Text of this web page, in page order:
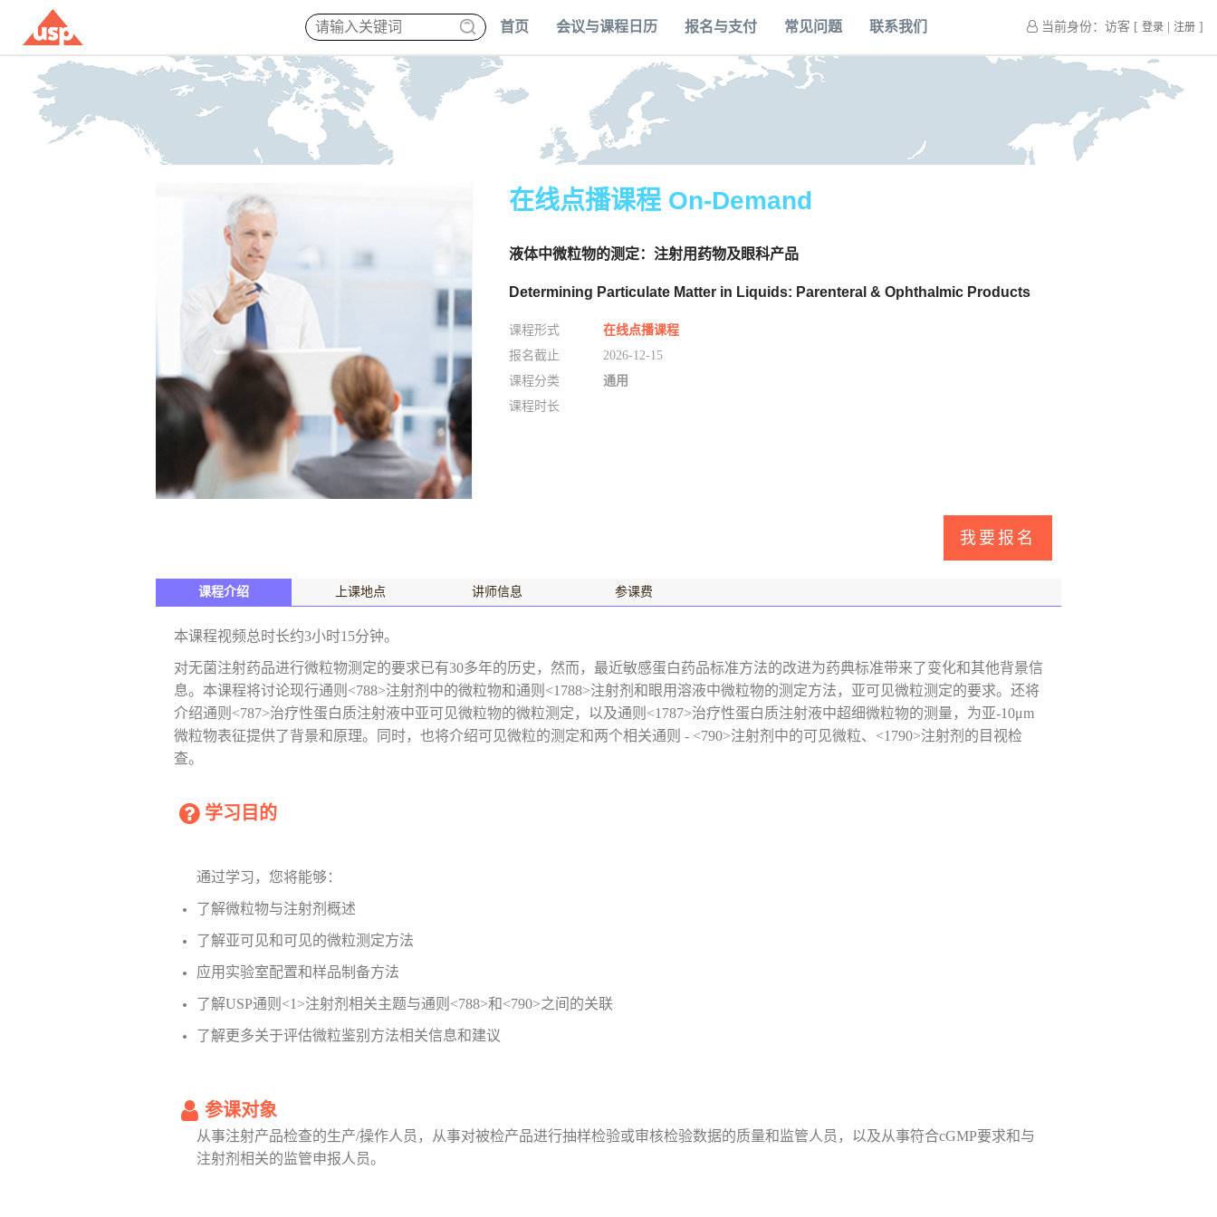
首页 会议与课程日历 报名与支付 常见问题 联系我们 当前身份：访客 [ 登录 注册 ]
在线点播课程 On-Demand
液体中微粒物的测定：注射用药物及眼科产品
Determining Particulate Matter in Liquids: Parenteral & Ophthalmic Products
课程形式
在线点播课程
报名截止
2026-12-15
课程分类
通用
课程时长
课程介绍 上课地点 讲师信息 参课费
本课程视频总时长约3小时15分钟。
对无菌注射药品进行微粒物测定的要求已有30多年的历史，然而，最近敏感蛋白药品标准方法的改进为药典标准带来了变化和其他背景信
息。本课程将讨论现行通则<788>注射剂中的微粒物和通则<1788>注射剂和眼用溶液中微粒物的测定方法，亚可见微粒测定的要求。还将
介绍通则<787>治疗性蛋白质注射液中亚可见微粒物的微粒测定，以及通则<1787>治疗性蛋白质注射液中超细微粒物的测量，为亚-10μm
微粒物表征提供了背景和原理。同时，也将介绍可见微粒的测定和两个相关通则 - <790>注射剂中的可见微粒、<1790>注射剂的目视检
查。
学习目的
通过学习，您将能够：
了解微粒物与注射剂概述
了解亚可见和可见的微粒测定方法
应用实验室配置和样品制备方法
了解USP通则<1>注射剂相关主题与通则<788>和<790>之间的关联
了解更多关于评估微粒鉴别方法相关信息和建议
参课对象
从事注射产品检查的生产/操作人员，从事对被检产品进行抽样检验或审核检验数据的质量和监管人员，以及从事符合cGMP要求和与
注射剂相关的监管申报人员。